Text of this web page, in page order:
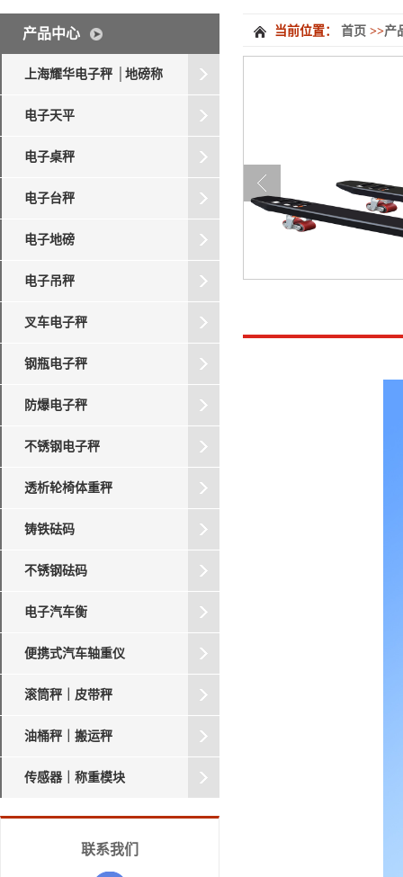
产品中心
上海耀华电子秤 │地磅称
电子天平
电子桌秤
电子台秤
电子地磅
电子吊秤
叉车电子秤
钢瓶电子秤
防爆电子秤
不锈钢电子秤
透析轮椅体重秤
铸铁砝码
不锈钢砝码
电子汽车衡
便携式汽车轴重仪
滚筒秤｜皮带秤
油桶秤｜搬运秤
传感器｜称重模块
联系我们
当前位置： 首页 >>产